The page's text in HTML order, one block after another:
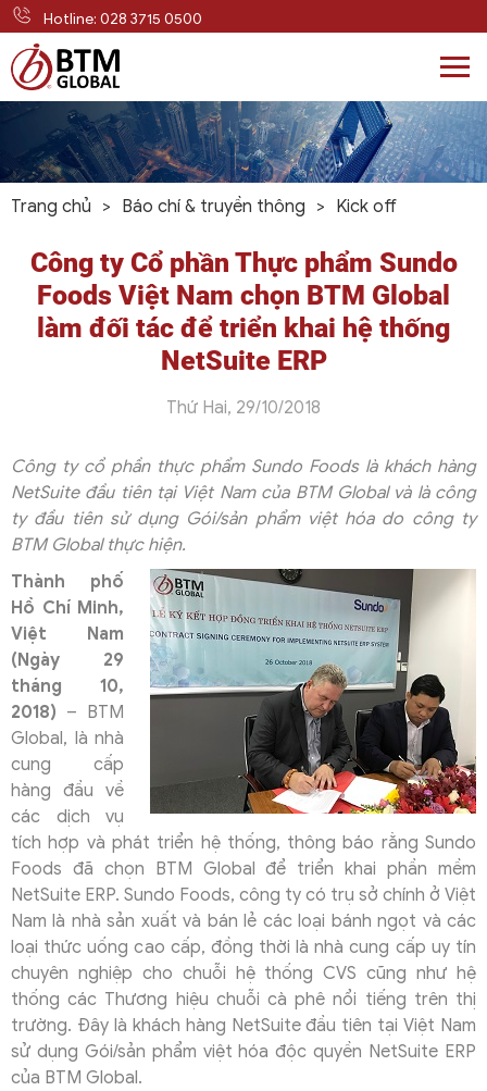
Hotline: 028 3715 0500
Skip
content
Trang chủ > Báo chí & truyền thông > Kick off
Công ty Cổ phần Thực phẩm Sundo
Foods Việt Nam chọn BTM Global
làm đối tác để triển khai hệ thống
NetSuite ERP
Thứ Hai, 29/10/2018
Công ty cổ phần thực phẩm Sundo Foods là khách hàng
NetSuite đầu tiên tại Việt Nam của BTM Global và là công
ty đầu tiên sử dụng Gói/sản phẩm việt hóa do công ty
BTM Global thực hiện.
Thành phố
Hồ Chí Minh,
Việt Nam
(Ngày 29
tháng 10,
2018) – BTM
Global, là nhà
cung cấp
hàng đầu về
các dịch vụ
tích hợp và phát triển hệ thống, thông báo rằng Sundo
Foods đã chọn BTM Global để triển khai phần mềm
NetSuite ERP. Sundo Foods, công ty có trụ sở chính ở Việt
Nam là nhà sản xuất và bán lẻ các loại bánh ngọt và các
loại thức uống cao cấp, đồng thời là nhà cung cấp uy tín
chuyên nghiệp cho chuỗi hệ thống CVS cũng như hệ
thống các Thương hiệu chuỗi cà phê nổi tiếng trên thị
trường. Đây là khách hàng NetSuite đầu tiên tại Việt Nam
sử dụng Gói/sản phẩm việt hóa độc quyền NetSuite ERP
của BTM Global.